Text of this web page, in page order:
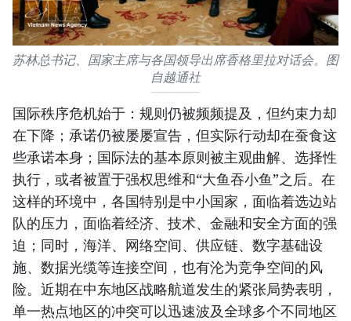
苏林总书记、国家主席与各国领导出席香格里拉对话会。图
自越通社
国际秩序危机始于：规则仍被频频提及，但约束力却
在下降；承诺仍被屡屡宣告，但实际行动却在蚕食这
些承诺本身；国际法的基本原则被主观曲解、选择性
执行，或者被置于强权思维和“大鱼吞小鱼”之后。在
这样的环境中，各国特别是中小国家，面临着选边站
队的压力，面临着经济、技术、金融和安全方面的强
迫；同时，海洋、网络空间、供应链、数字基础设
施、数据光缆等连接空间，也有沦为竞争空间的风
险。近期在中东地区战略航道发生的紧张局势表明，
单一热点地区的冲突可以迅速波及全球多个不同地区